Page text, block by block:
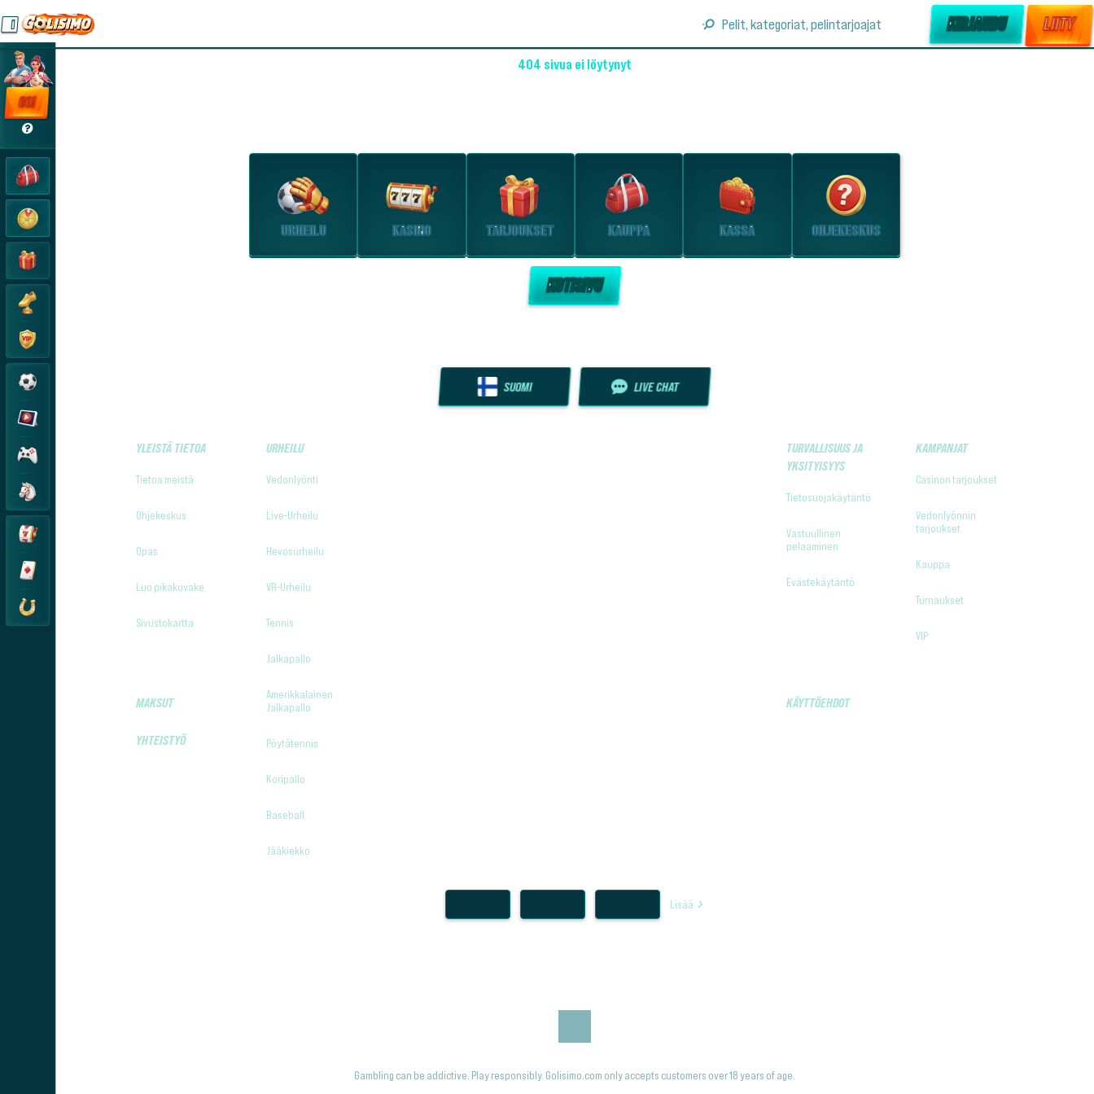
Pelit, kategoriat, pelintarjoajat KIRJAUDU LIITY
GO!
404 sivua ei löytynyt
URHEILU KASINO TARJOUKSET KAUPPA KASSA OHJEKESKUS
KOTISIVU
SUOMI LIVE CHAT
YLEISTÄ TIETOA
Tietoa meistä
Ohjekeskus
Opas
Luo pikakuvake
Sivustokartta
URHEILU
Vedonlyönti
Live-Urheilu
Hevosurheilu
VR-Urheilu
Tennis
Jalkapallo
Amerikkalainen
Jalkapallo
Pöytätennis
Koripallo
Baseball
Jääkiekko
TURVALLISUUS JA
YKSITYISYYS
Tietosuojakäytäntö
Vastuullinen
pelaaminen
Evästekäytäntö
KÄYTTÖEHDOT
KAMPANJAT
Casinon tarjoukset
Vedonlyönnin
tarjoukset
Kauppa
Turnaukset
VIP
MAKSUT
YHTEISTYÖ
Lisää
Gambling can be addictive. Play responsibly. Golisimo.com only accepts customers over 18 years of age.